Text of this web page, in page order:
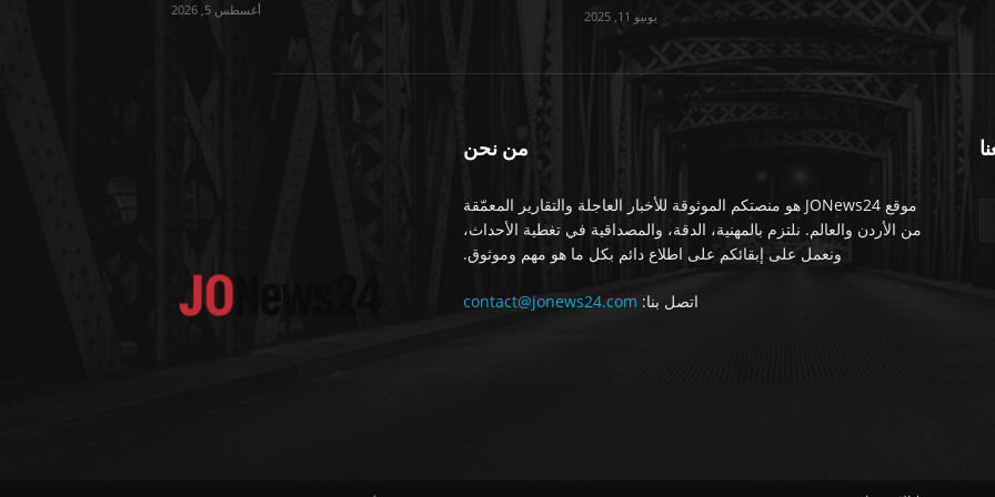
أغسطس 5, 2026 يونيو 11, 2025
من نحن
موقع JONews24 هو منصتكم الموثوقة للأخبار العاجلة والتقارير المعمّقة
من الأردن والعالم. نلتزم بالمهنية، الدقة، والمصداقية في تغطية الأحداث،
ونعمل على إبقائكم على اطلاع دائم بكل ما هو مهم وموثوق.
اتصل بنا: contact@jonews24.com